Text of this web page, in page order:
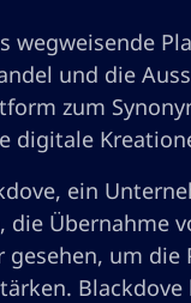
wegweisende
und die
zum
digitale
ein
die Übernahme
gesehen, um